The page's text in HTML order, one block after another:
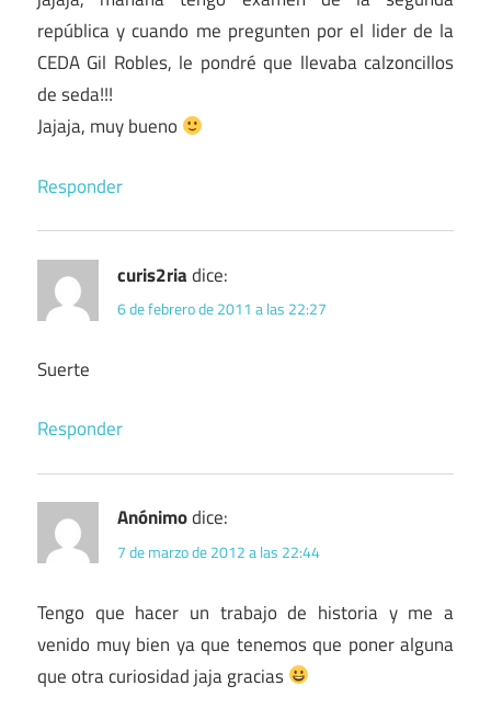
república y cuando me pregunten por el lider de la
CEDA Gil Robles, le pondré que llevaba calzoncillos
de seda!!!
Jajaja, muy bueno
Responder
curis2riadice:
6 de febrero de 2011 a las 22:27
Suerte
Responder
Anónimodice:
7 de marzo de 2012 a las 22:44
Tengo que hacer un trabajo de historia y me a
venido muy bien ya que tenemos que poner alguna
que otra curiosidad jaja gracias